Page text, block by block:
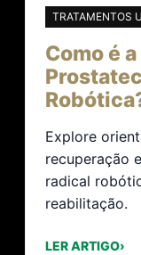
TRATAMENTOS
Como é
Explore
recuperação
radical
reabilitação.
LER ARTIGO›